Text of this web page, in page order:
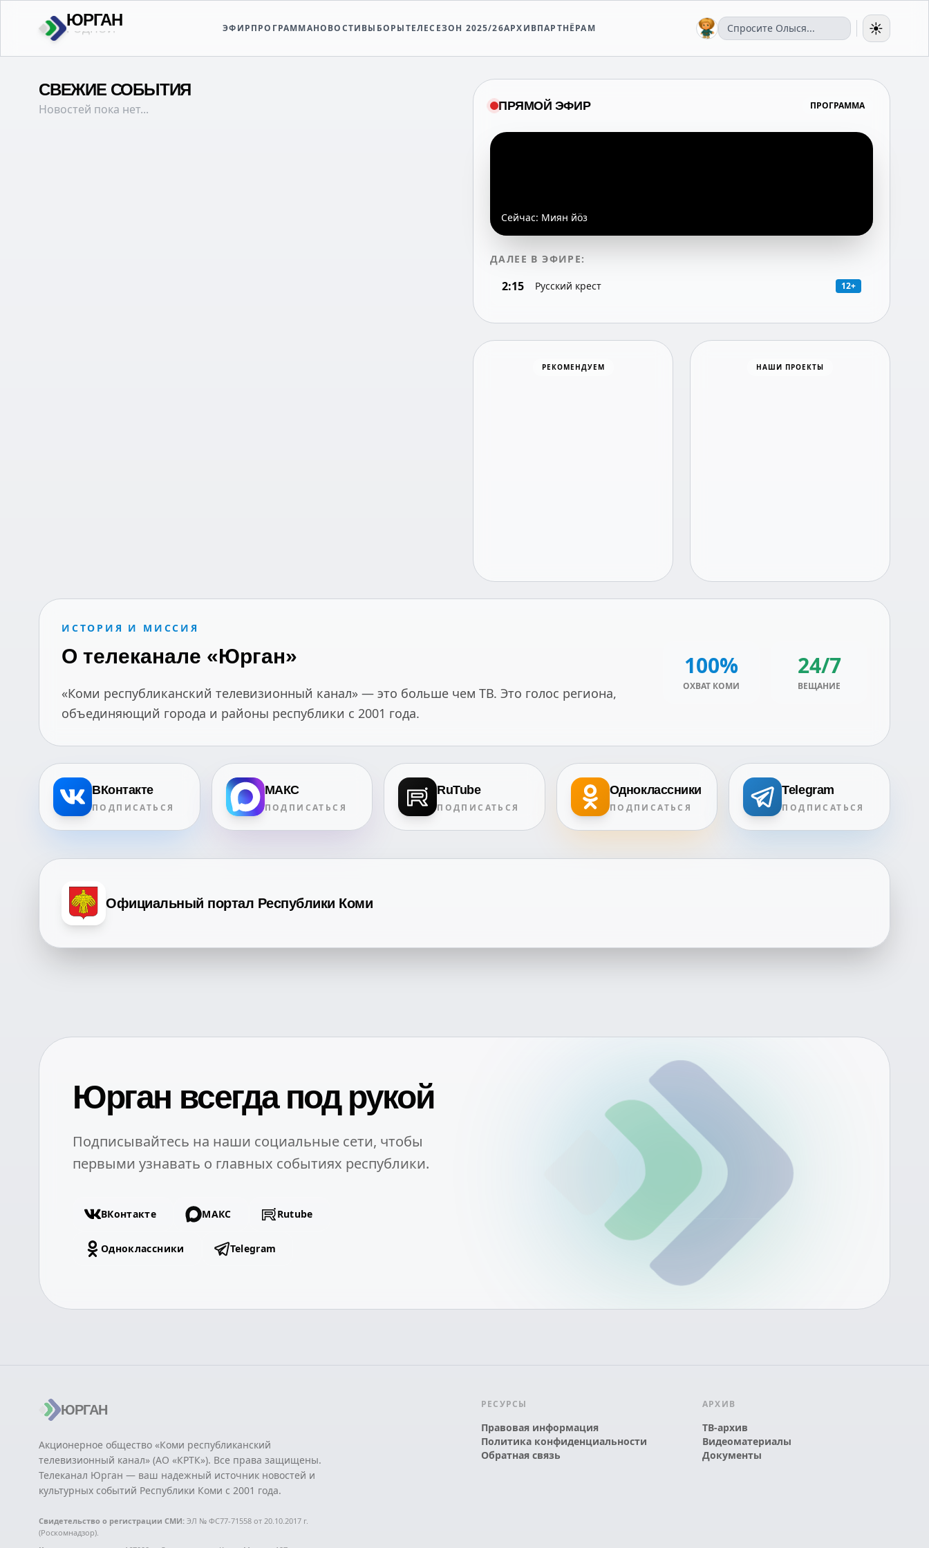
ЮРГАН ЭФИРПРОГРАММАНОВОСТИВЫБОРЫТЕЛЕСЕЗОН 2025/26АРХИВПАРТНЁРАМ ☀️
СВЕЖИЕ СОБЫТИЯ
Новостей пока нет... ПРЯМОЙ ЭФИР ПРОГРАММА
Сейчас: Миян йöз
ДАЛЕЕ В ЭФИРЕ:
2:15 Русский крест 12+
РЕКОМЕНДУЕМ
Хоккей
НАШИ ПРОЕКТЫ
Время новостей
ИСТОРИЯ И МИССИЯ
О телеканале «Юрган»
«Коми республиканский телевизионный канал» — это больше чем ТВ. Это голос региона,
объединяющий города и районы республики с 2001 года.
100%
ОХВАТ КОМИ
24/7
ВЕЩАНИЕ
ВКонтакте
ПОДПИСАТЬСЯ
МАКС
ПОДПИСАТЬСЯ
RuTube
ПОДПИСАТЬСЯ
Одноклассники
ПОДПИСАТЬСЯ
Telegram
ПОДПИСАТЬСЯ
Официальный портал Республики Коми
Юрган всегда под рукой
Подписывайтесь на наши социальные сети, чтобы
первыми узнавать о главных событиях республики.
ВКонтакте МАКС Rutube
Одноклассники Telegram
ЮРГАН
Акционерное общество «Коми республиканский
телевизионный канал» (АО «КРТК»). Все права защищены.
Телеканал Юрган — ваш надежный источник новостей и
культурных событий Республики Коми с 2001 года.
Свидетельство о регистрации СМИ: ЭЛ № ФС77-71558 от 20.10.2017 г.
(Роскомнадзор).
РЕСУРСЫ
Правовая информация
Политика конфиденциальности
Обратная связь
АРХИВ
ТВ-архив
Видеоматериалы
Документы